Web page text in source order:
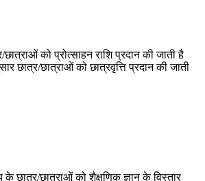
छात्राओं को प्रोत्साहन राशि प्रदान की जाती है
छात्र/छात्राओं को छात्रवृत्ति प्रदान की जाती
के छात्र/छात्राओं को शैक्षणिक ज्ञान के विस्तार